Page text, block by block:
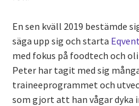
En sen kväll 2019 bestämde
säga upp sig och starta
med fokus på foodtech och
Peter har tagit med sig
traineeprogrammet och
som gjort att han vågar dyka